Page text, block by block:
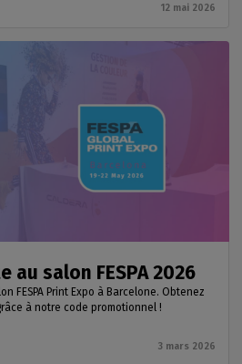
12 mai 2026
au salon FESPA 2026
FESPA Print Expo à Barcelone. Obtenez
à notre code promotionnel !
3 mars 2026